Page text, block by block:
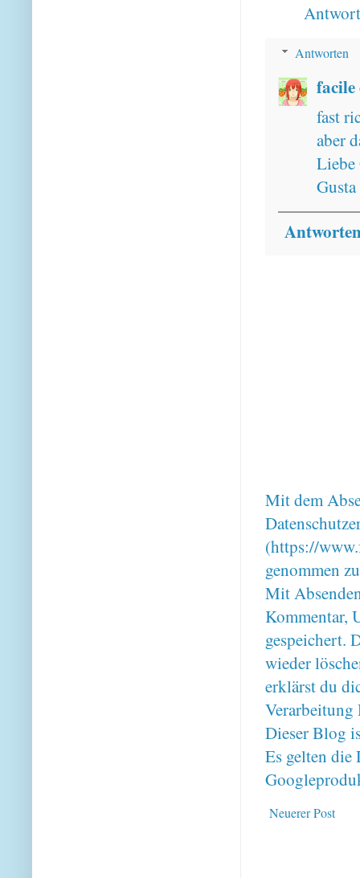
Antworten
facile
fast
aber
Liebe
Gusta
Mit dem
(https://
genommen
Mit
Kommentar,
gespeichert.
wieder
erklärst du
Verarbeitung
Dieser Blog
Es gelten
Neuerer Post